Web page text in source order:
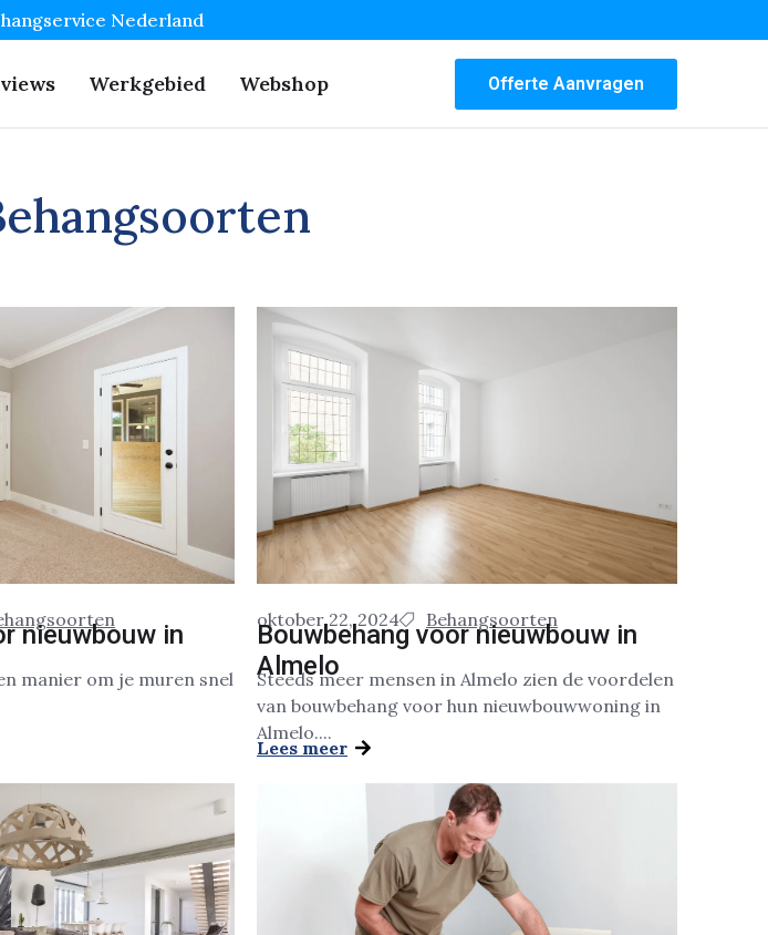
Nederland
Werkgebied Webshop Offerte Aanvragen
nieuwbouw in
manier om je muren snel
oktober 22, 2024 Behangsoorten
Bouwbehang voor nieuwbouw in
Almelo
Steeds meer mensen in Almelo zien de voordelen
van bouwbehang voor hun nieuwbouwwoning in
Almelo....
Lees meer